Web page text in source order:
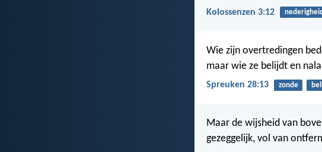
Kolossenzen 3:12 nederigheid
Wie zijn overtredingen
maar wie ze belijdt en
Spreuken 28:13 zonde
Maar de wijsheid van
gezeggelijk, vol van